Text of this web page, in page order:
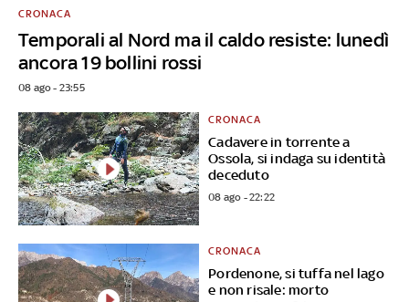
Temporali al Nord ma il caldo resiste: lunedì
ancora 19 bollini rossi
CRONACA
08 ago - 23:55
Cadavere in torrente a
Ossola, si indaga su identità
deceduto
CRONACA
08 ago - 22:22
Pordenone, si tuffa nel lago
e non risale: morto
CRONACA